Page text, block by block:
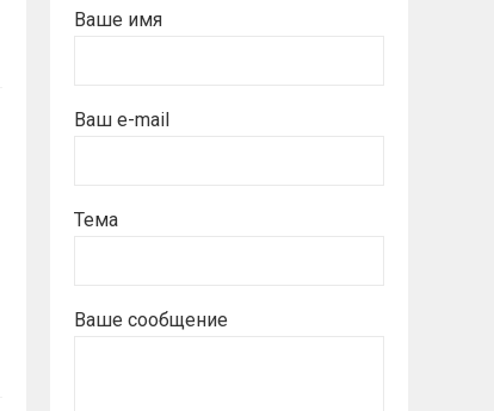
Ваше имя
Ваш e-mail
Тема
Ваше сообщение